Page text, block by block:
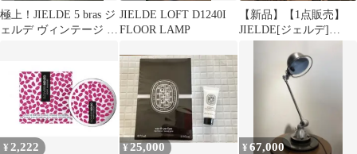
極上！JIELDE 5 bras ジ
ェルデ ヴィンテージ フ
JIELDE LOFT D1240I
FLOOR LAMP
【新品】【1点販売】
JIELDE[ジェルデ]
Augustin(M) (Black
JD240) [シーリングラン
プ オーガスティン ブラ
ック 天井 ライト 照明]
¥ 2,222 ¥25,000 ¥67,000